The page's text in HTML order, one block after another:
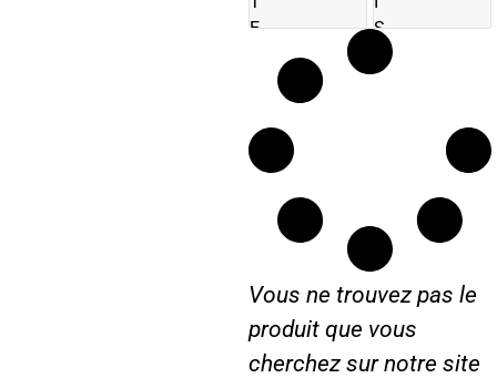
E
O
U
C
H
E
S
E
U
R
G
Vous ne trouvez pas le
produit que vous
cherchez sur notre site